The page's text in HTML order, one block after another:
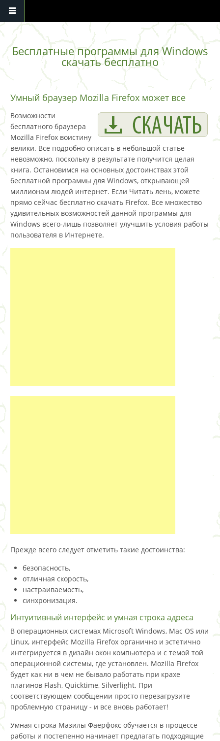
Перейти к основному содержанию
Бесплатные программы для Windows
скачать бесплатно
Умный браузер Mozilla Firefox может все
Возможности
бесплатного браузера
Mozilla Firefox воистину
велики. Все подробно описать в небольшой статье
невозможно, поскольку в результате получится целая
книга. Остановимся на основных достоинствах этой
бесплатной программы для Windows, открывающей
миллионам людей интернет. Если Читать лень, можете
прямо сейчас бесплатно скачать Firefox. Все множество
удивительных возможностей данной программы для
Windows всего-лишь позволяет улучшить условия работы
пользователя в Интернете.
Прежде всего следует отметить такие достоинства:
безопасность,
отличная скорость,
настраиваемость,
синхронизация.
Интуитивный интерфейс и умная строка адреса
В операционных системах Microsoft Windows, Mac OS или
Linux, интерфейс Mozilla Firefox органично и эстетично
интегрируется в дизайн окон компьютера и с темой той
операционной системы, где установлен. Mozilla Firefox
будет как ни в чем не бывало работать при крахе
плагинов Flash, Quicktime, Silverlight. При
соответствующем сообщении просто перезагрузите
проблемную страницу - и все вновь работает!
Умная строка Мазилы Фаерфокс обучается в процессе
работы и постепенно начинает предлагать подходящие